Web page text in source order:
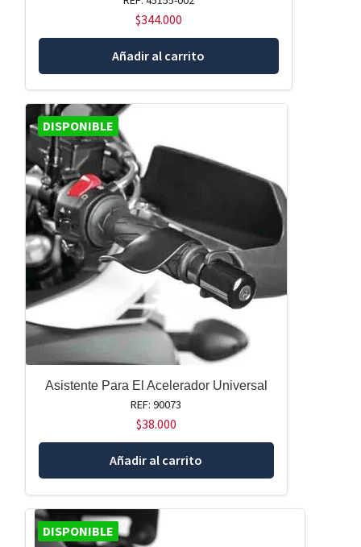
$344.000
Añadir al carrito
DISPONIBLE
Asistente Para El Acelerador Universal
REF: 90073
$38.000
Añadir al carrito
DISPONIBLE